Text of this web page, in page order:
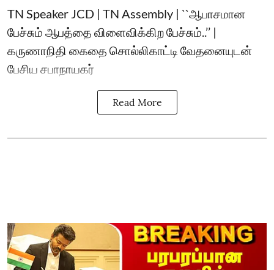
TN Speaker JCD | TN Assembly | ``ஆபாசமான
பேச்சும் ஆபத்தை விளைவிக்கிற பேச்சும்..’’ |
கருணாநிதி கைதை சொல்லிகாட்டி வேதனையுடன்
பேசிய சபாநாயகர்
Read More